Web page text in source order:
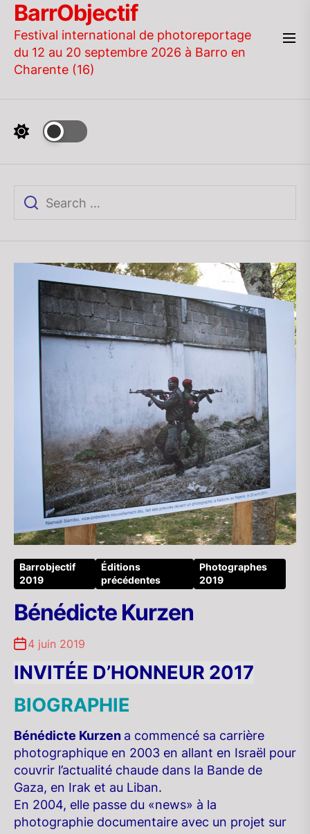
Skip
the
content
BarrObjectif
Festival international de photoreportage
du 12 au 20 septembre 2026 à Barro en
Charente (16)
Barrobjectif
2019
Éditions
précédentes
Photographes
2019
Bénédicte Kurzen
4 juin 2019
INVITÉE D’HONNEUR 2017
BIOGRAPHIE
Bénédicte Kurzen a commencé sa carrière
photographique en 2003 en allant en Israël pour
couvrir l’actualité chaude dans la Bande de
Gaza, en Irak et au Liban.
En 2004, elle passe du «news» à la
photographie documentaire avec un projet sur